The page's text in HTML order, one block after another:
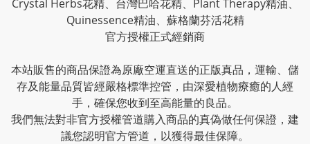
Crystal Herbs花精、台灣巴哈花精、Plant Therapy精油、
Quinessence精油、蘇格蘭芬活花精
官方授權正式經銷商
本站販售的商品保證為原廠空運直送的正版真品，運輸、儲
存及能量品質皆經嚴格標準控管，由深愛植物療癒的人經
手，確保您收到至高能量的良品。
我們無法對非官方授權管道購入商品的真偽做任何保證，建
議您認明官方管道，以獲得最佳保障。